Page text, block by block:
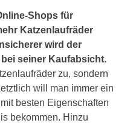
Shops für
Katzenlaufräder
wird der
seiner Kaufabsicht.
zu, sondern
will man immer ein
besten Eigenschaften
bekommen. Hinzu